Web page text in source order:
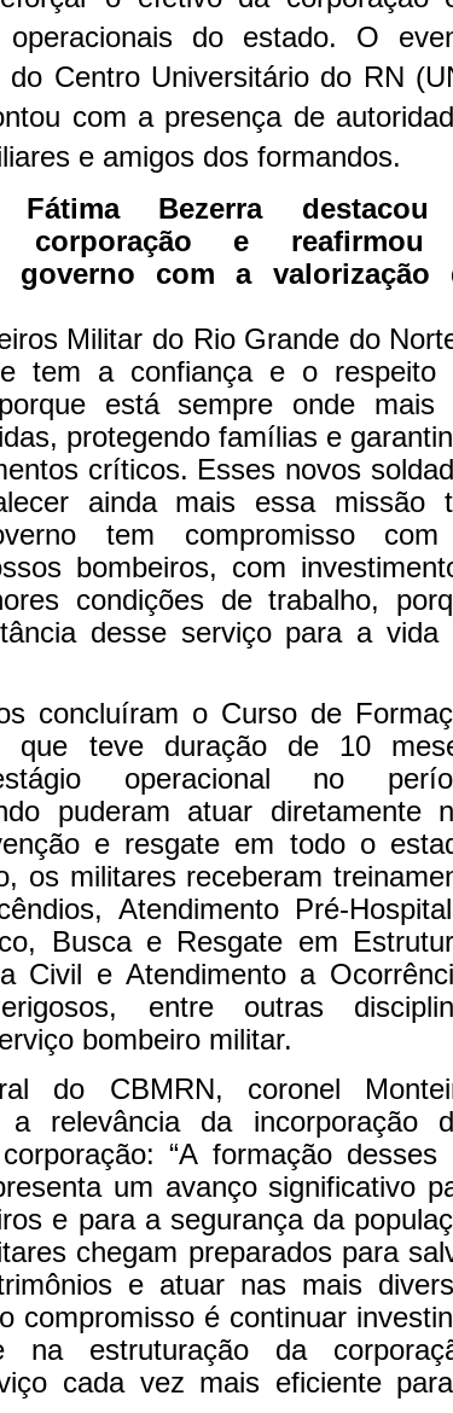
operacionais do estado. O
Centro Universitário do RN
com a presença de
e amigos dos formandos.
Fátima Bezerra
corporação e
governo com a valorização
Militar do Rio Grande do
tem a confiança e o respeito
está sempre onde mais
protegendo famílias e
críticos. Esses novos
ainda mais essa missão
tem compromisso
bombeiros, com
condições de trabalho,
desse serviço para a vida
concluíram o Curso de
que teve duração de 10
operacional no
puderam atuar diretamente
e resgate em todo o
os militares receberam
Atendimento Pré-
Busca e Resgate em
Civil e Atendimento a
entre outras
bombeiro militar.
do CBMRN, coronel
a relevância da incorporação
“A formação desses
um avanço significativo
e para a segurança da
chegam preparados para
e atuar nas mais
compromisso é continuar
na estruturação da
cada vez mais eficiente